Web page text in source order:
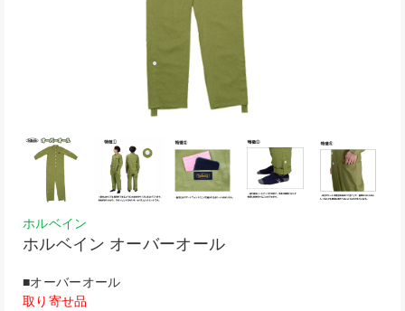
ホルベイン
ホルベイン オーバーオール
■オーバーオール
取り寄せ品